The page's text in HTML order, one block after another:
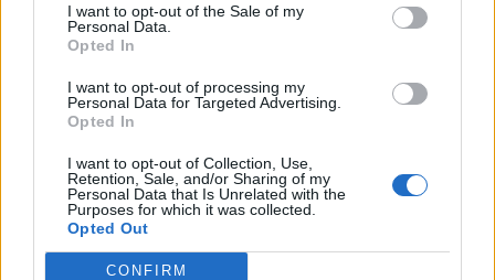
I want to opt-out of the Sale of my
Personal Data.
Opted In
I want to opt-out of processing my
Personal Data for Targeted Advertising.
Opted In
I want to opt-out of Collection, Use,
Retention, Sale, and/or Sharing of my
Personal Data that Is Unrelated with the
Purposes for which it was collected.
Opted Out
CONFIRM